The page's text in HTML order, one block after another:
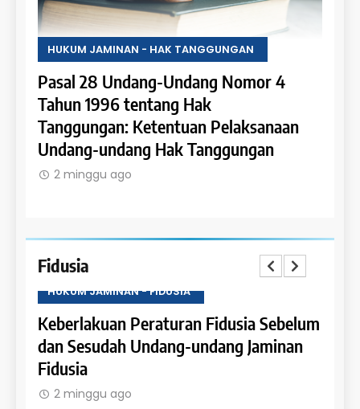
HUKUM JAMINAN - HAK TANGGUNGAN
Pasal 28 Undang-Undang Nomor 4
Tahun 1996 tentang Hak
Tanggungan: Ketentuan Pelaksanaan
Undang-undang Hak Tanggungan
2 minggu ago
Fidusia
HUKUM JAMINAN - FIDUSIA
Keberlakuan Peraturan Fidusia Sebelum
dan Sesudah Undang-undang Jaminan
Fidusia
2 minggu ago